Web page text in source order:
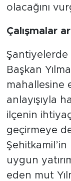
olacağını
Çalışmalar
Başkan
mahallesine
anlayışıyla
ilçenin
geçirmeye
uygun
eden mut